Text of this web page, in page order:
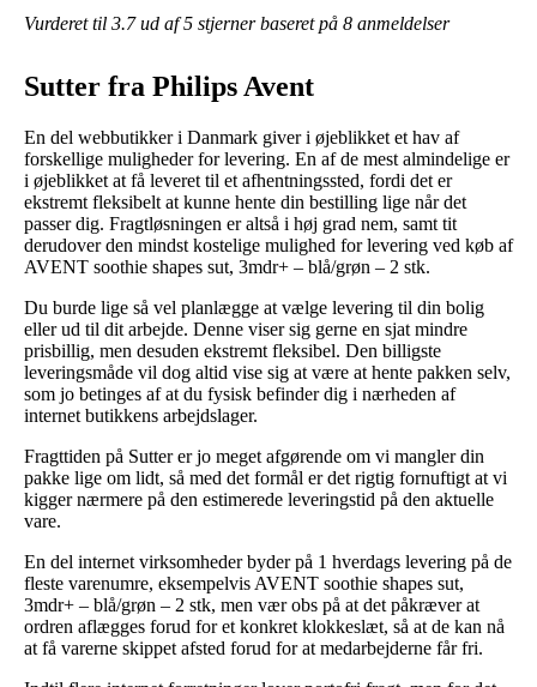
Vurderet til 3.7ud af 5 stjerner baseret på 8 anmeldelser
Sutter fra Philips Avent
En del webbutikker i Danmark giver i øjeblikket et hav af
forskellige muligheder for levering. En af de mest almindelige er
i øjeblikket at få leveret til et afhentningssted, fordi det er
ekstremt fleksibelt at kunne hente din bestilling lige når det
passer dig. Fragtløsningen er altså i høj grad nem, samt tit
derudover den mindst kostelige mulighed for levering ved køb af
AVENT soothie shapes sut, 3mdr+ – blå/grøn – 2 stk.
Du burde lige så vel planlægge at vælge levering til din bolig
eller ud til dit arbejde. Denne viser sig gerne en sjat mindre
prisbillig, men desuden ekstremt fleksibel. Den billigste
leveringsmåde vil dog altid vise sig at være at hente pakken selv,
som jo betinges af at du fysisk befinder dig i nærheden af
internet butikkens arbejdslager.
Fragttiden på Sutter er jo meget afgørende om vi mangler din
pakke lige om lidt, så med det formål er det rigtig fornuftigt at vi
kigger nærmere på den estimerede leveringstid på den aktuelle
vare.
En del internet virksomheder byder på 1 hverdags levering på de
fleste varenumre, eksempelvis AVENT soothie shapes sut,
3mdr+ – blå/grøn – 2 stk, men vær obs på at det påkræver at
ordren aflægges forud for et konkret klokkeslæt, så at de kan nå
at få varerne skippet afsted forud for at medarbejderne får fri.